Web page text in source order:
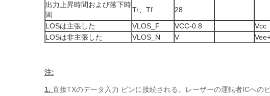
出力上昇時間および落下時
間
Tr、Tf 28
LOSは主張した
VLOS_F VCC-0.8 Vcc
LOSは非主張した
VLOS_N V
注:
1. 直接TXのデータ入力 ピンに接続される。レーザーの運転者ICへの